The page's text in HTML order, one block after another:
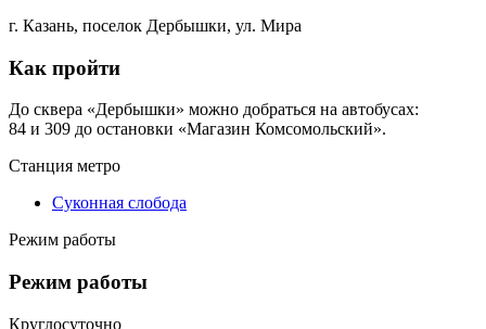
г. Казань, поселок Дербышки, ул. Мира
Как пройти
До сквера «Дербышки» можно добраться на автобусах:
84 и 309 до остановки «Магазин Комсомольский».
Станция метро
Суконная слобода
Режим работы
Режим работы
Круглосуточно